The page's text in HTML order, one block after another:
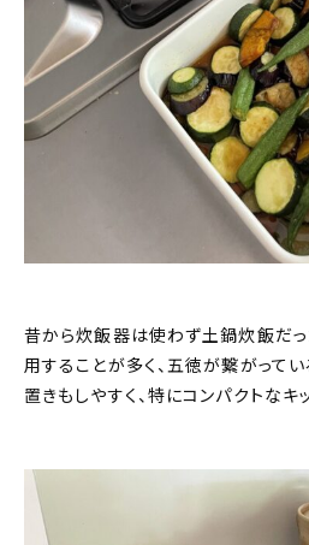
昔から炊飯器は使わず土鍋炊飯だっ
用することが多く、五徳が繋がって
置きもしやすく、特にコンパクトなキ